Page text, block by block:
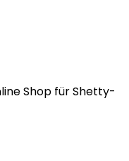
Shop für Shetty-